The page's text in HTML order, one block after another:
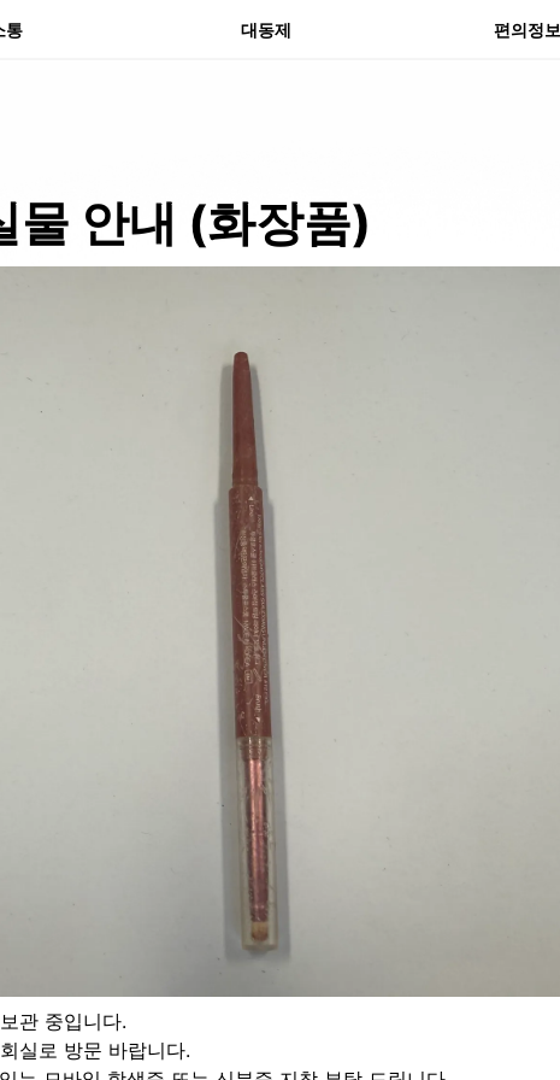
통 대동제 편의정보
분실물 센터
물 안내 (화장품)
관 중입니다.
실로 방문 바랍니다.